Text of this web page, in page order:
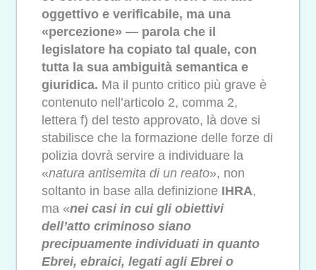
oggettivo e verificabile, ma una
«percezione» — parola che il
legislatore ha copiato tal quale, con
tutta la sua ambiguità semantica e
giuridica. Ma il punto critico più grave è
contenuto nell’articolo 2, comma 2,
lettera f) del testo approvato, là dove si
stabilisce che la formazione delle forze di
polizia dovrà servire a individuare la
«natura antisemita di un reato», non
soltanto in base alla definizione IHRA,
ma «nei casi in cui gli obiettivi
dell’atto criminoso siano
precipuamente individuati in quanto
Ebrei, ebraici, legati agli Ebrei o